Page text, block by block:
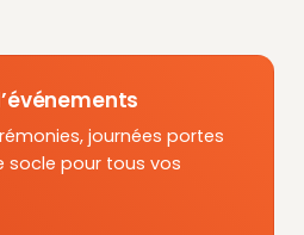
journées portes
socle pour tous vos